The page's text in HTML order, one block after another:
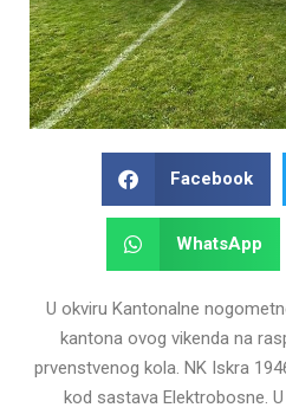
Facebook
WhatsApp
U okviru Kantonalne
kantona ovog vikenda na
prvenstvenog kola. NK Iskra
kod sastava Elektrobosne.